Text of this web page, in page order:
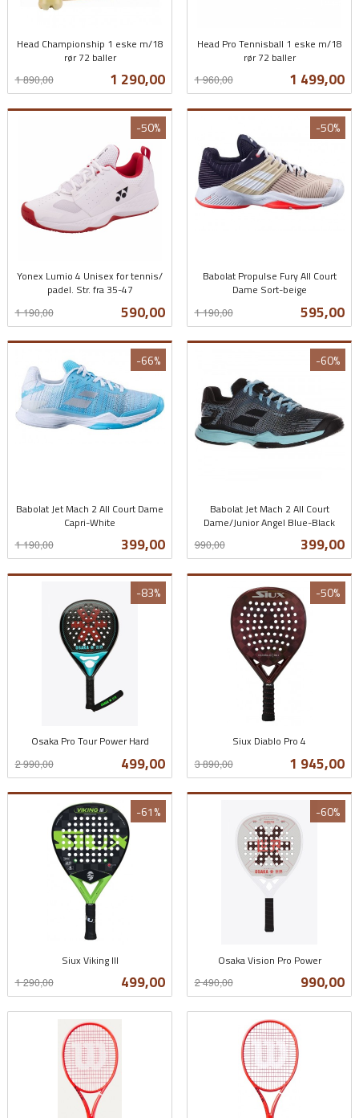
Head Championship 1 eske m/18
rør 72 baller
Tilbud
1 290,00
1 890,00
mva.
Head Pro Tennisball 1 eske m/18
rør 72 baller
Tilbud
1 499,00
1 960,00
mva.
Yonex Lumio 4 Unisex for tennis/
padel. Str. fra 35-47
Tilbud
590,00
1 190,00
-50%
mva.
Babolat Propulse Fury All Court
Dame Sort-beige
Tilbud
595,00
1 190,00
-50%
mva.
Babolat Jet Mach 2 All Court Dame
Capri-White
Tilbud
399,00
1 190,00
-66%
mva.
Babolat Jet Mach 2 All Court
Dame/Junior Angel Blue-Black
Tilbud
399,00
990,00
-60%
mva.
Osaka Pro Tour Power Hard
Tilbud
499,00
2 990,00
-83%
mva.
Siux Diablo Pro 4
Tilbud
1 945,00
3 890,00
-50%
mva.
Siux Viking III
Tilbud
499,00
1 290,00
-61%
mva.
Osaka Vision Pro Power
Tilbud
990,00
2 490,00
-60%
mva.